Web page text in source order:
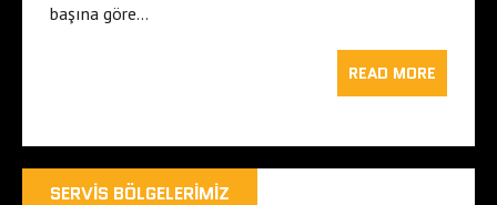
başına göre…
READ MORE
SERVIS BÖLGELERIMIZ